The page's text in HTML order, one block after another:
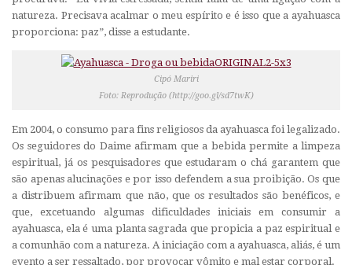
natureza. Precisava acalmar o meu espírito e é isso que a ayahuasca
proporciona: paz”, disse a estudante.
Cipó Mariri
Foto: Reprodução (http://goo.gl/sd7twK)
Em 2004, o consumo para fins religiosos da ayahuasca foi legalizado.
Os seguidores do Daime afirmam que a bebida permite a limpeza
espiritual, já os pesquisadores que estudaram o chá garantem que
são apenas alucinações e por isso defendem a sua proibição. Os que
a distribuem afirmam que não, que os resultados são benéficos, e
que, excetuando algumas dificuldades iniciais em consumir a
ayahuasca, ela é uma planta sagrada que propicia a paz espiritual e
a comunhão com a natureza. A iniciação com a ayahuasca, aliás, é um
evento a ser ressaltado, por provocar vômito e mal estar corporal.